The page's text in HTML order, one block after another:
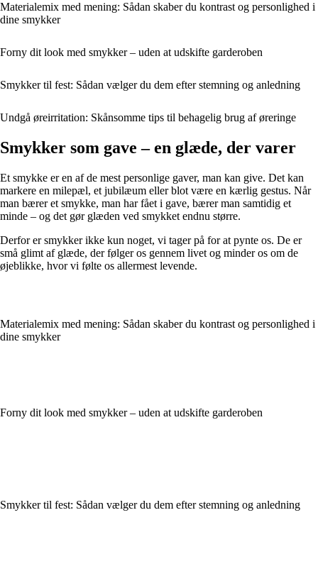
Materialemix med mening: Sådan skaber du kontrast og personlighed i
dine smykker
Forny dit look med smykker – uden at udskifte garderoben
Smykker til fest: Sådan vælger du dem efter stemning og anledning
Undgå øreirritation: Skånsomme tips til behagelig brug af øreringe
Smykker som gave – en glæde, der varer
Et smykke er en af de mest personlige gaver, man kan give. Det kan
markere en milepæl, et jubilæum eller blot være en kærlig gestus. Når
man bærer et smykke, man har fået i gave, bærer man samtidig et
minde – og det gør glæden ved smykket endnu større.
Derfor er smykker ikke kun noget, vi tager på for at pynte os. De er
små glimt af glæde, der følger os gennem livet og minder os om de
øjeblikke, hvor vi følte os allermest levende.
Materialemix med mening: Sådan skaber du kontrast og personlighed i
dine smykker
Forny dit look med smykker – uden at udskifte garderoben
Smykker til fest: Sådan vælger du dem efter stemning og anledning